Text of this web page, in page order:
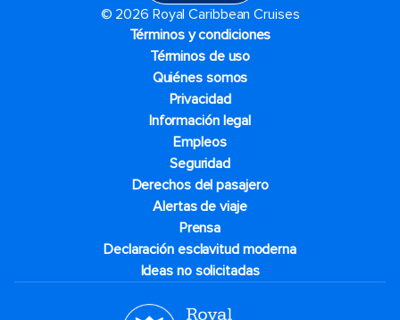
© 2026 Royal Caribbean Cruises
Términos y condiciones
Términos de uso
Quiénes somos
Privacidad
Información legal
Empleos
Seguridad
Derechos del pasajero
Alertas de viaje
Prensa
Declaración esclavitud moderna
Ideas no solicitadas